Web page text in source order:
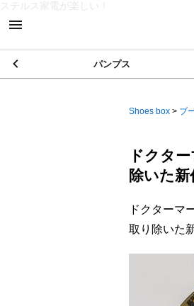
ステルス家電が楽しい！
パンプス
Shoes box > ブ
ドクタ
除いた
ドクターマ
取り除いた